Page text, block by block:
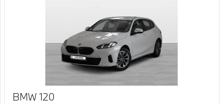
BMW 120